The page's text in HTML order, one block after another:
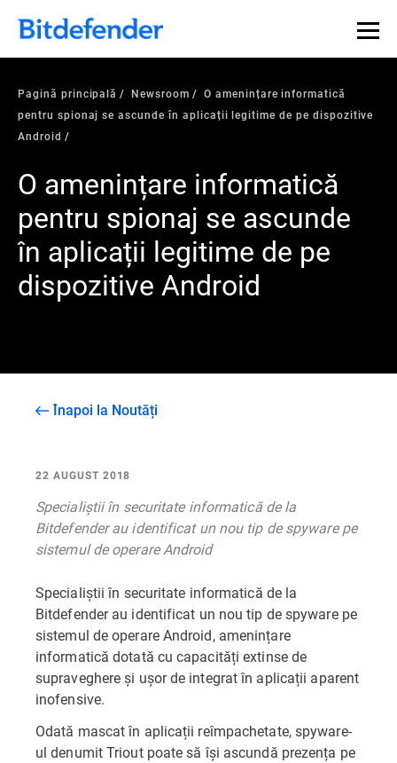
Pagină principală Newsroom
O amenințare informatică
pentru spionaj se ascunde în aplicații legitime de pe dispozitive
Android
O amenințare informatică
pentru spionaj se ascunde
în aplicații legitime de pe
dispozitive Android
Înapoi la Noutăți
22 AUGUST 2018
Specialiștii în securitate informatică de la
Bitdefender au identificat un nou tip de spyware pe
sistemul de operare Android
Specialiștii în securitate informatică de la
Bitdefender au identificat un nou tip de spyware pe
sistemul de operare Android, amenințare
informatică dotată cu capacități extinse de
supraveghere și ușor de integrat în aplicații aparent
inofensive.
Odată mascat în aplicații reîmpachetate, spyware-
ul denumit Triout poate să își ascundă prezența pe